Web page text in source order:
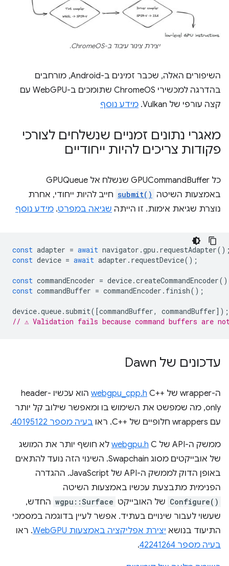
יצירת צינור עיבוד ב-ChromeOS.
השיפורים האלה, שכבר זמינים ב-Android, מורחבים
בהדרגה למכשירי ChromeOS שתומכים ב-WebGPU עם
קצה עורפי של Vulkan.
מידע נוסף
מאגרי נתונים זמניים שנשלחים לצורכי
פקודות צריכים להיות ייחודיים
כל GPUCommandBuffer שנשלח אל GPUQueue
באמצעות השיטה submit() חייב להיות ייחודי, אחרת
נוצרת שגיאת אימות. זו הייתה שגיאה במפרט. מידע נוסף
const adapter = await navigator .gpu . requestAdapter
const device = await adapter . requestDevice();
const commandEncoder = device.createCommandEncoder
const commandBuffer = commandEncoder . finish();
device.queue. submit([commandBuffer, commandBuffer]);
// ⚠️ Validation fails because command buffers are
עדכונים של Dawn
ה-wrapper של C++‎‏ webgpu_cpp.h
הוא עכשיו header-
only, מה שמפשט את השימוש בו ומאפשר שילוב קל יותר
עם wrappers חלופיים של C++‎. ראו
בעיה מספר 40195122 .
ממשק ה-API של C‏ webgpu.h לא חושף יותר את המושג
של אובייקטים מסוג Swapchain. השינוי הזה נועד להתאים
באופן הדוק לממשק ה-API של JavaScript. ההגדרה
הפנימית מתבצעת עכשיו באמצעות השיטה
Configure() של האובייקט wgpu::Surface החדש,
שעשוי לעבור שינויים בעתיד. אפשר לעיין בדוגמה במסמכי
התיעוד בנושא יצירת אפליקציה באמצעות WebGPU
. ראו
בעיה מספר 42241264
.